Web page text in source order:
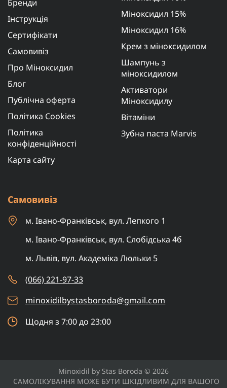
Бренди
Інструкція
Сертифікати
Самовивіз
Про Міноксидил
Блог
Публічна оферта
Політика Cookies
Політика
конфіденційності
Карта сайту
Міноксидил 15%
Міноксидил 16%
Крем з міноксидилом
Шампунь з
міноксидилом
Активатори
Міноксидилу
Вітаміни
Зубна паста Marvis
Самовивіз
м. Івано-Франківськ, вул. Лепкого 1
м. Івано-Франківськ, вул. Слобідська 4б
м. Львів, вул. Академіка Люльки 5
(066) 221-97-33
minoxidilbystasboroda@gmail.com
Щодня з 7:00 до 23:00
Minoxidil by Stas Boroda © 2026
САМОЛІКУВАННЯ МОЖЕ БУТИ ШКІДЛИВИМ ДЛЯ ВАШОГО